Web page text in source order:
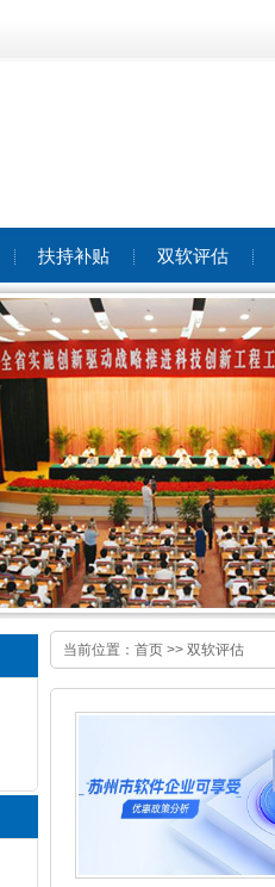
扶持补贴 双软评估
当前位置： 首页 >> 双软评估